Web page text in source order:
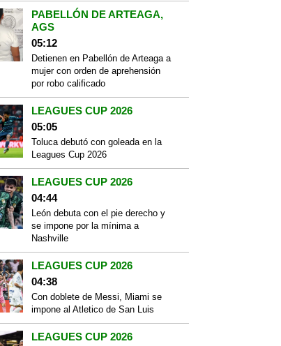
PABELLÓN DE ARTEAGA,
AGS
05:12
Detienen en Pabellón de Arteaga a
mujer con orden de aprehensión
por robo calificado
LEAGUES CUP 2026
05:05
Toluca debutó con goleada en la
Leagues Cup 2026
LEAGUES CUP 2026
04:44
León debuta con el pie derecho y
se impone por la mínima a
Nashville
LEAGUES CUP 2026
04:38
Con doblete de Messi, Miami se
impone al Atletico de San Luis
LEAGUES CUP 2026